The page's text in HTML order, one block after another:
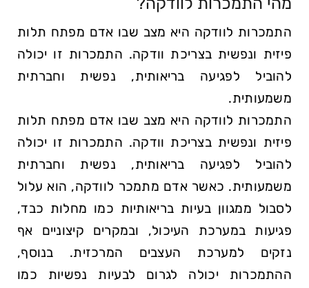
התמכרות לוודקה היא מצב שבו אדם מפתח תלות
פיזית ונפשית בצריכת וודקה. התמכרות ⁢זו יכולה
להוביל לפגיעה בריאותית, נפשית‌ וחברתית
משמעותית.
התמכרות לוודקה היא מצב שבו אדם מפתח תלות
פיזית ונפשית בצריכת וודקה. התמכרות זו יכולה
להוביל לפגיעה בריאותית, נפשית וחברתית
משמעותית. כאשר אדם מתמכר לוודקה, הוא עלול
לסבול ממגוון בעיות בריאותיות כמו מחלות כבד,
פגיעות במערכת העיכול, ובמקרים קיצוניים אף
נזקים למערכת העצבים המרכזית. בנוסף,
ההתמכרות יכולה לגרום לבעיות נפשיות כמו